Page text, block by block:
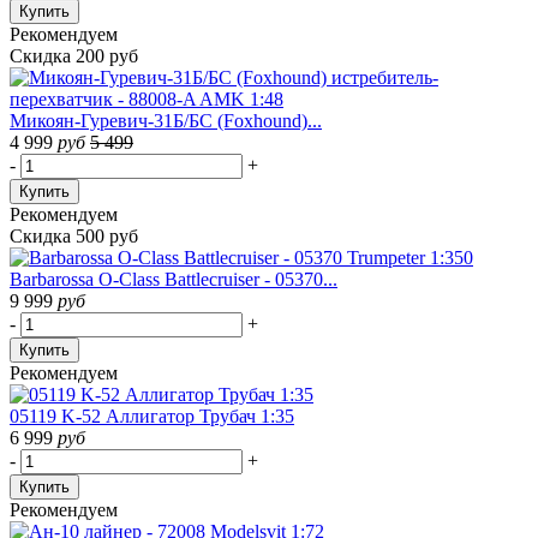
Купить
Рекомендуем
Скидка 200 руб
Микоян-Гуревич-31Б/БС (Foxhound)...
4 999 руб 5 499
-
+
Купить
Рекомендуем
Скидка 500 руб
Barbarossa O-Class Battlecruiser - 05370...
9 999 руб
-
+
Купить
Рекомендуем
05119 K-52 Аллигатор Трубач 1:35
6 999 руб
-
+
Купить
Рекомендуем